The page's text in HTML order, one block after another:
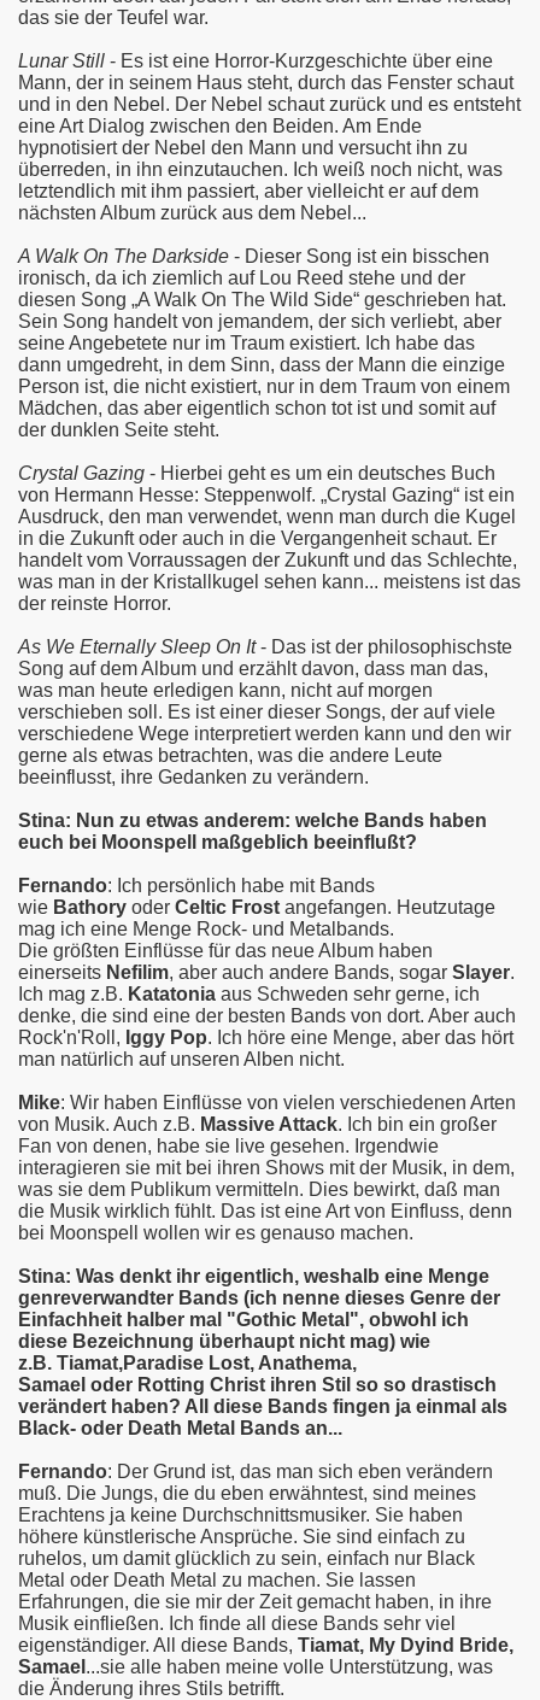
das sie der Teufel war.
Lunar Still - Es ist eine Horror-Kurzgeschichte über eine
Mann, der in seinem Haus steht, durch das Fenster schaut
und in den Nebel. Der Nebel schaut zurück und es entsteht
eine Art Dialog zwischen den Beiden. Am Ende
hypnotisiert der Nebel den Mann und versucht ihn zu
überreden, in ihn einzutauchen. Ich weiß noch nicht, was
letztendlich mit ihm passiert, aber vielleicht er auf dem
nächsten Album zurück aus dem Nebel...
A Walk On The Darkside - Dieser Song ist ein bisschen
ironisch, da ich ziemlich auf Lou Reed stehe und der
diesen Song „A Walk On The Wild Side“ geschrieben hat.
Sein Song handelt von jemandem, der sich verliebt, aber
seine Angebetete nur im Traum existiert. Ich habe das
dann umgedreht, in dem Sinn, dass der Mann die einzige
Person ist, die nicht existiert, nur in dem Traum von einem
Mädchen, das aber eigentlich schon tot ist und somit auf
der dunklen Seite steht.
Crystal Gazing - Hierbei geht es um ein deutsches Buch
von Hermann Hesse: Steppenwolf. „Crystal Gazing“ ist ein
Ausdruck, den man verwendet, wenn man durch die Kugel
in die Zukunft oder auch in die Vergangenheit schaut. Er
handelt vom Vorraussagen der Zukunft und das Schlechte,
was man in der Kristallkugel sehen kann... meistens ist das
der reinste Horror.
As We Eternally Sleep On It- Das ist der philosophischste
Song auf dem Album und erzählt davon, dass man das,
was man heute erledigen kann, nicht auf morgen
verschieben soll. Es ist einer dieser Songs, der auf viele
verschiedene Wege interpretiert werden kann und den wir
gerne als etwas betrachten, was die andere Leute
beeinflusst, ihre Gedanken zu verändern.
Stina: Nun zu etwas anderem: welche Bands haben
euch bei Moonspell maßgeblich beeinflußt?
Fernando: Ich persönlich habe mit Bands
wie Bathory oder Celtic Frost angefangen. Heutzutage
mag ich eine Menge Rock- und Metalbands.
Die größten Einflüsse für das neue Album haben
einerseits Nefilim, aber auch andere Bands, sogar Slayer.
Ich mag z.B. Katatonia aus Schweden sehr gerne, ich
denke, die sind eine der besten Bands von dort. Aber auch
Rock'n'Roll, Iggy Pop. Ich höre eine Menge, aber das hört
man natürlich auf unseren Alben nicht.
Mike: Wir haben Einflüsse von vielen verschiedenen Arten
von Musik. Auch z.B. Massive Attack. Ich bin ein großer
Fan von denen, habe sie live gesehen. Irgendwie
interagieren sie mit bei ihren Shows mit der Musik, in dem,
was sie dem Publikum vermitteln. Dies bewirkt, daß man
die Musik wirklich fühlt. Das ist eine Art von Einfluss, denn
bei Moonspell wollen wir es genauso machen.
Stina: Was denkt ihr eigentlich, weshalb eine Menge
genreverwandter Bands (ich nenne dieses Genre der
Einfachheit halber mal "Gothic Metal", obwohl ich
diese Bezeichnung überhaupt nicht mag) wie
z.B. Tiamat,Paradise Lost, Anathema,
Samael oder Rotting Christ ihren Stil so so drastisch
verändert haben? All diese Bands fingen ja einmal als
Black- oder Death Metal Bands an...
Fernando: Der Grund ist, das man sich eben verändern
muß. Die Jungs, die du eben erwähntest, sind meines
Erachtens ja keine Durchschnittsmusiker. Sie haben
höhere künstlerische Ansprüche. Sie sind einfach zu
ruhelos, um damit glücklich zu sein, einfach nur Black
Metal oder Death Metal zu machen. Sie lassen
Erfahrungen, die sie mir der Zeit gemacht haben, in ihre
Musik einfließen. Ich finde all diese Bands sehr viel
eigenständiger. All diese Bands, Tiamat, My Dyind Bride,
Samael ...sie alle haben meine volle Unterstützung, was
die Änderung ihres Stils betrifft.